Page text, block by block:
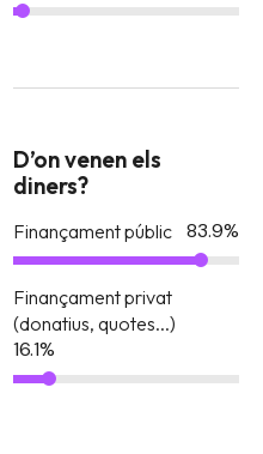
D’on venen els
diners?
Finançament públic 83.9%
Finançament privat
(donatius, quotes...)
16.1%